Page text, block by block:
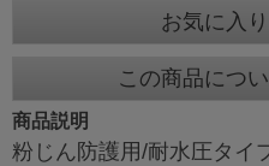
お気に入
この商品につ
商品説明
粉じん防護用/耐水圧タイ